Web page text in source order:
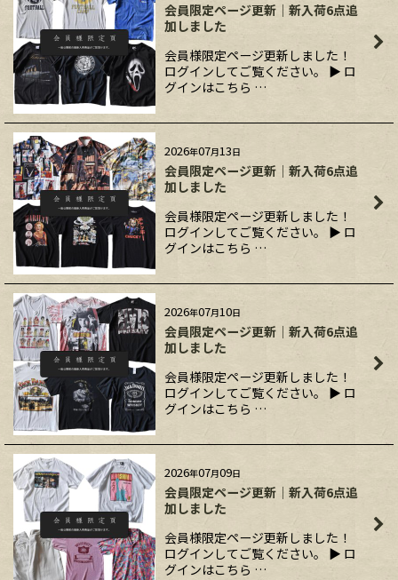
会員限定ページ更新｜新入荷6点追
加しました
会員様限定ページ更新しました！
ログインしてご覧ください。 ▶ ロ
グインはこちら …
2026年07月13日
会員限定ページ更新｜新入荷6点追
加しました
会員様限定ページ更新しました！
ログインしてご覧ください。 ▶ ロ
グインはこちら …
2026年07月10日
会員限定ページ更新｜新入荷6点追
加しました
会員様限定ページ更新しました！
ログインしてご覧ください。 ▶ ロ
グインはこちら …
2026年07月09日
会員限定ページ更新｜新入荷6点追
加しました
会員様限定ページ更新しました！
ログインしてご覧ください。 ▶ ロ
グインはこちら …